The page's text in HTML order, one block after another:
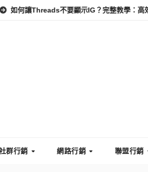
不要顯示IG？完整教學：高效管理你的
群行銷 網路行銷 聯盟行銷